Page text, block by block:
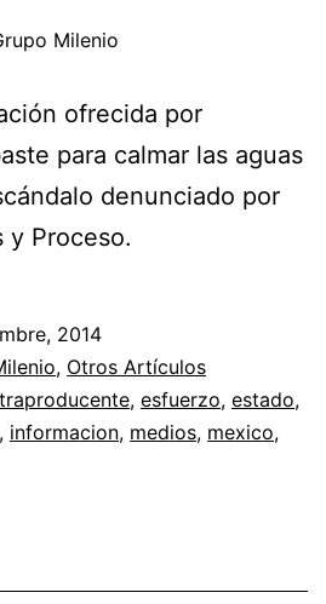
Milenio
ofrecida por
para calmar las aguas
denunciado por
y Proceso.
2014
, Otros Artículos
, esfuerzo, estado,
, informacion, medios, mexico,